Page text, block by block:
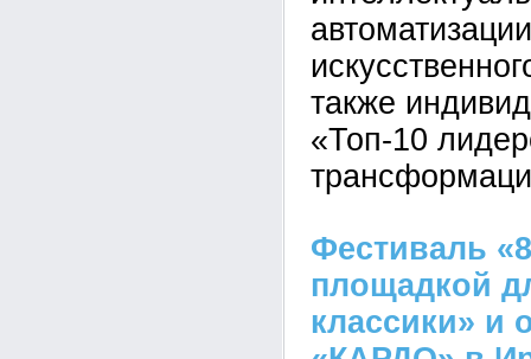
также
«Топ-10
Фестиваль
площадкой
классики» и